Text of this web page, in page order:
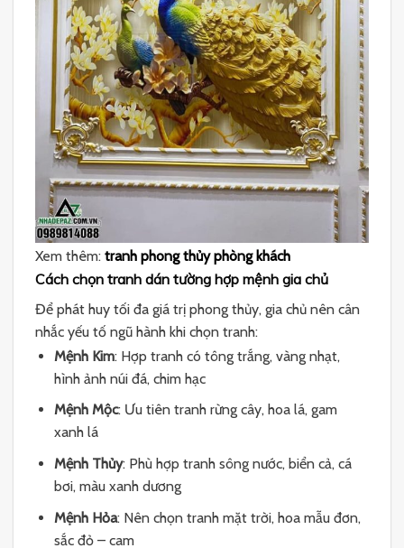
Xem thêm: tranh phong thủy phòng khách
Cách chọn tranh dán tường hợp mệnh gia chủ
Để phát huy tối đa giá trị phong thủy, gia chủ nên cân
nhắc yếu tố ngũ hành khi chọn tranh:
Mệnh Kim: Hợp tranh có tông trắng, vàng nhạt,
hình ảnh núi đá, chim hạc
Mệnh Mộc: Ưu tiên tranh rừng cây, hoa lá, gam
xanh lá
Mệnh Thủy: Phù hợp tranh sông nước, biển cả, cá
bơi, màu xanh dương
Mệnh Hỏa: Nên chọn tranh mặt trời, hoa mẫu đơn,
sắc đỏ – cam